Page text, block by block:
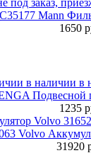
C35177 Mann
1650
Подвесной
1235
Volvo
31920